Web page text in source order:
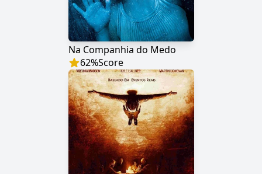
Na Companhia do Medo
62%Score